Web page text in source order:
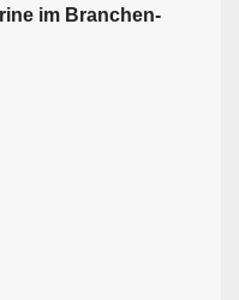
im Branchen­